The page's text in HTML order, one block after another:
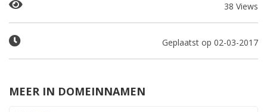
38 Views
Geplaatst op 02-03-2017
MEER IN DOMEINNAMEN